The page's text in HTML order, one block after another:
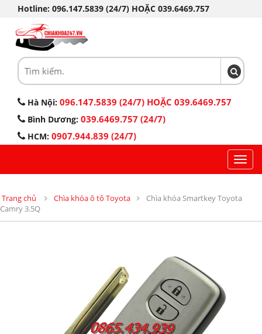
Hotline: 096.147.5839 (24/7) HOẶC 039.6469.757
Hà Nội: 096.147.5839 (24/7) HOẶC 039.6469.757
Bình Dương: 039.6469.757 (24/7)
HCM: 0907.944.839 (24/7)
Trang chủ Chìa khóa ô tô Toyota
Chìa khóa Smartkey Toyota
Camry 3.5Q